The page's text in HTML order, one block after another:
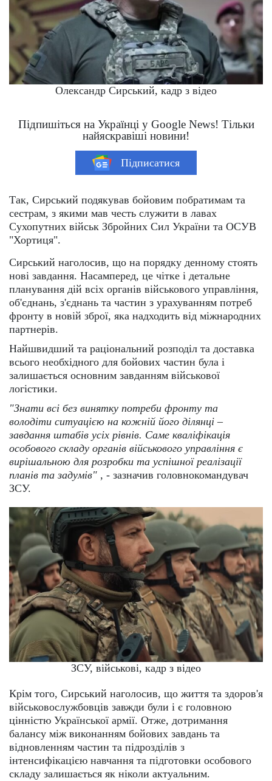
Олександр Сирський, кадр з відео
Підпишіться на Українці у Google News! Тільки
найяскравіші новини!
Підписатися
Так, Сирський подякував бойовим побратимам та
сестрам, з якими мав честь служити в лавах
Сухопутних військ Збройних Сил України та ОСУВ
"Хортиця".
Сирський наголосив, що на порядку денному стоять
нові завдання. Насамперед, це чітке і детальне
планування дій всіх органів військового управління,
об'єднань, з'єднань та частин з урахуванням потреб
фронту в новій зброї, яка надходить від міжнародних
партнерів.
Найшвидший та раціональний розподіл та доставка
всього необхідного для бойових частин була і
залишається основним завданням військової
логістики.
"Знати всі без винятку потреби фронту та
володіти ситуацією на кожній його ділянці –
завдання штабів усіх рівнів. Саме кваліфікація
особового складу органів військового управління є
вирішальною для розробки та успішної реалізації
планів та задумів" , - зазначив головнокомандувач
ЗСУ.
ЗСУ, військові, кадр з відео
Крім того, Сирський наголосив, що життя та здоров'я
військовослужбовців завжди були і є головною
цінністю Української армії. Отже, дотримання
балансу між виконанням бойових завдань та
відновленням частин та підрозділів з
інтенсифікацією навчання та підготовки особового
складу залишається як ніколи актуальним.